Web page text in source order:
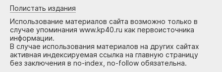
Полистать издания
Использование материалов сайта возможно только в
случае упоминания www.kp40.ru как первоисточника
информации.
В случае использования материалов на других сайтах
активная индексируемая ссылка на главную страницу
без заключения в no-index, no-follow обязательна.